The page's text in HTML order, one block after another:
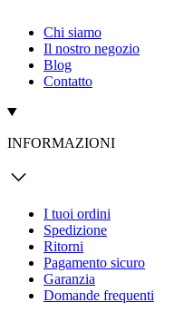
Chi siamo
Il nostro negozio
Blog
Contatto
INFORMAZIONI
I tuoi ordini
Spedizione
Ritorni
Pagamento sicuro
Garanzia
Domande frequenti